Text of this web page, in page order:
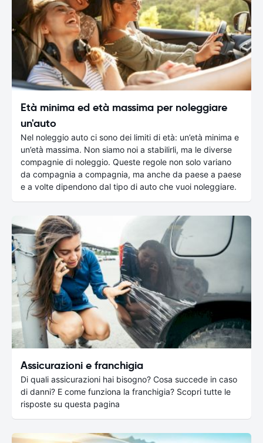
Età minima ed età massima per noleggiare
un'auto
Nel noleggio auto ci sono dei limiti di età: un’età minima e
un’età massima. Non siamo noi a stabilirli, ma le diverse
compagnie di noleggio. Queste regole non solo variano
da compagnia a compagnia, ma anche da paese a paese
e a volte dipendono dal tipo di auto che vuoi noleggiare.
Assicurazioni e franchigia
Di quali assicurazioni hai bisogno? Cosa succede in caso
di danni? E come funziona la franchigia? Scopri tutte le
risposte su questa pagina